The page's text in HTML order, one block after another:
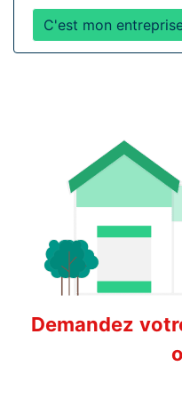
C'est mon
Demandez